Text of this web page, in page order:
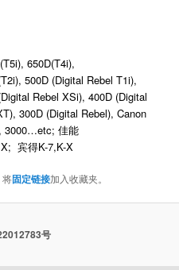
650D(T4i),
500D (Digital Rebel T1i),
Rebel XSi), 400D (Digital
300D (Digital Rebel), Canon
3000…etc; 佳能
宾得K-7,K-X
将固定链接加入收藏夹。
号